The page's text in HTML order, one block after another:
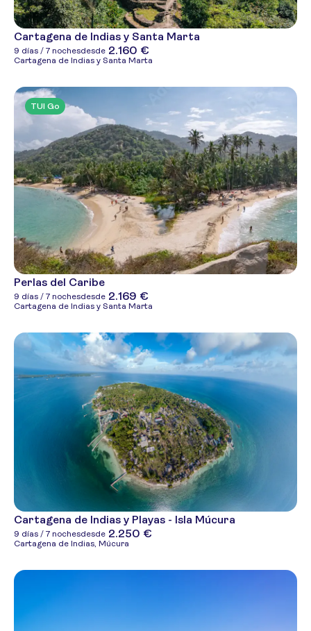
Cartagena de Indias y Santa Marta
9 días / 7 nochesdesde 2.160 €
Cartagena de Indias y Santa Marta
TUI Go
Perlas del Caribe
9 días / 7 nochesdesde 2.169 €
Cartagena de Indias y Santa Marta
Cartagena de Indias y Playas - Isla Múcura
9 días / 7 nochesdesde 2.250 €
Cartagena de Indias, Múcura